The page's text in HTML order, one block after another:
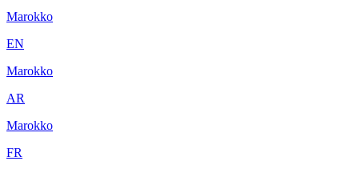
Marokko
EN
Marokko
AR
Marokko
FR